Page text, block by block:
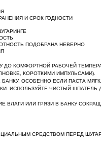
И СРОК ГОДНОСТИ
ПОДОБРАНА НЕВЕРНО
ДО КОМФОРТНОЙ РАБОЧЕЙ
КОРОТКИМИ ИМПУЛЬСАМИ).
ОСОБЕННО ЕСЛИ ПАСТА
ИСПОЛЬЗУЙТЕ ЧИСТЫЙ ШПАТЕЛЬ
ВЛАГИ ИЛИ ГРЯЗИ В БАНКУ
СРЕДСТВОМ ПЕРЕД